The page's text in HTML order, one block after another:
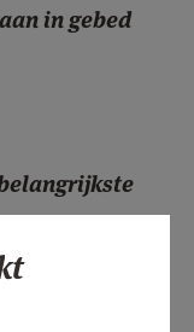
in gebed